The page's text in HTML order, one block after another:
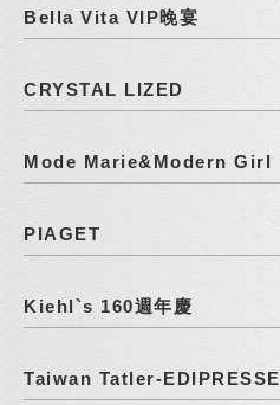
Bella Vita VIP晚宴
CRYSTAL LIZED
Mode Marie&Modern Girl
PIAGET
Kiehl`s 160週年慶
Taiwan Tatler-EDIPRESSE